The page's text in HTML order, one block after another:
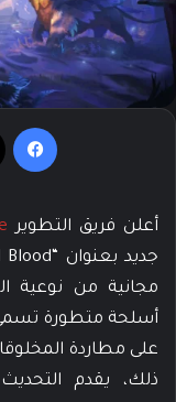
أعلن فريق التطوير
جديد بعنوان “Wild Blood” لـ لعبة
على مطاردة
ذلك، يقدم